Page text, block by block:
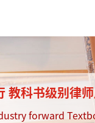
教科书级别律
forward